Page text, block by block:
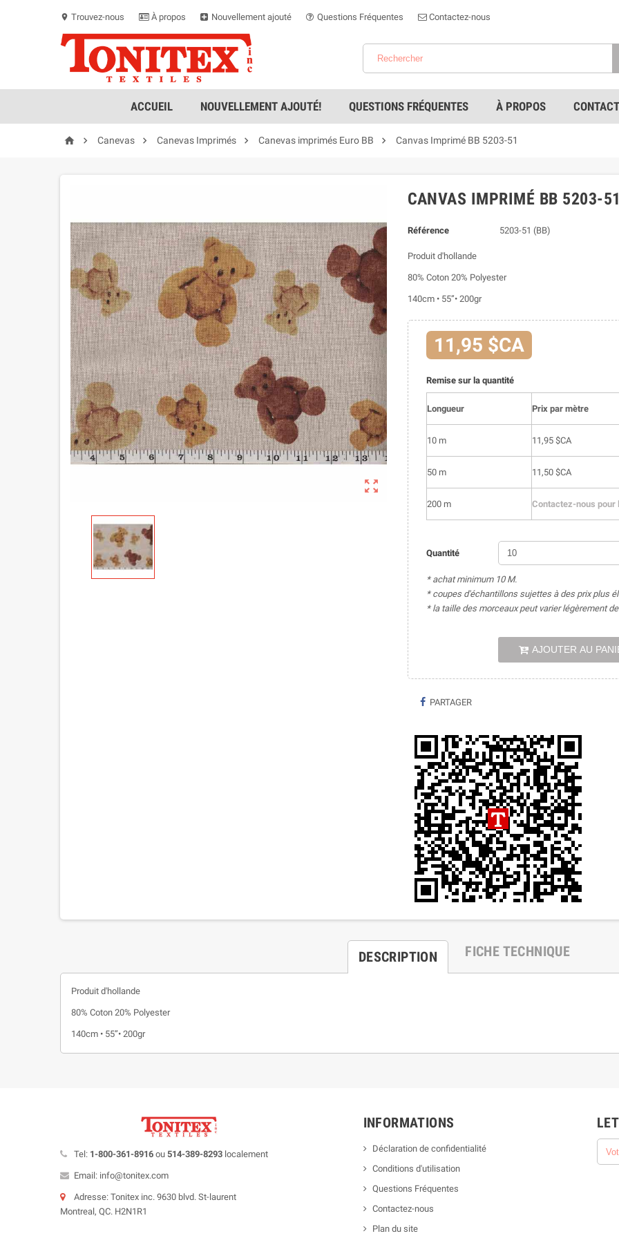
location_on Trouvez-nous À propos Nouvellement ajouté Questions Fréquentes Contactez-nous
ACCUEIL NOUVELLEMENT AJOUTÉ! QUESTIONS FRÉQUENTES À PROPOS
  Canevas  Canevas Imprimés  Canevas imprimés Euro BB  Canvas Imprimé BB 5203-51

CANVAS IMPRIMÉ BB 5203-51
Référence 5203-51 (BB)
Produit d'hollande
80% Coton 20% Polyester
140cm • 55”• 200gr
11,95 $CA
Remise sur la quantité
Longueur Prix par mètre
10 m 11,95 $CA
50 m 11,50 $CA
200 m Contactez-nous pour
Quantité
* achat minimum 10 M.
* coupes d'échantillons sujettes à des prix plus
* la taille des morceaux peut varier légèrement
AJOUTER AU
PARTAGER
DESCRIPTION FICHE TECHNIQUE
Produit d'hollande
80% Coton 20% Polyester
140cm • 55”• 200gr
Tel: 1-800-361-8916 ou 514-389-8293 localement
Email: info@tonitex.com
Adresse: Tonitex inc. 9630 blvd. St-laurent
Montreal, QC. H2N1R1
INFORMATIONS
Déclaration de confidentialité
Conditions d'utilisation
Questions Fréquentes
Contactez-nous
Plan du site